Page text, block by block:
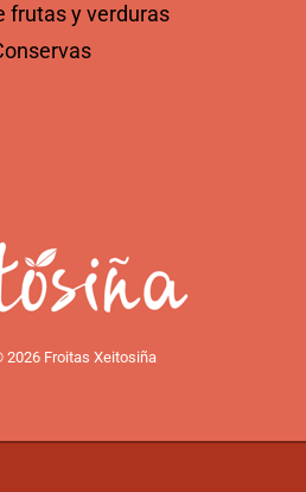
frutas y verduras
2026 Froitas Xeitosiña